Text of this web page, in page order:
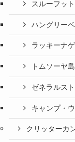
スルーフッ
ハングリー
ラッキーナ
トムソーヤ島
ゼネラルス
キャンプ・
クリッターカ